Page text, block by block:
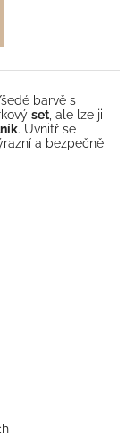
barvě s
set , ale lze ji
. Uvnitř se
a bezpečně